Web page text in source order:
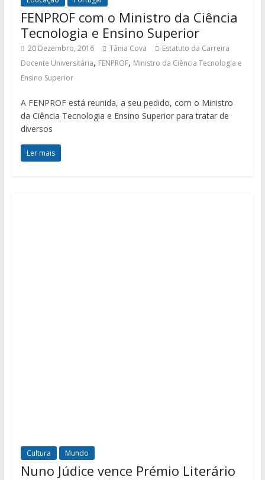
FENPROF com o Ministro da Ciência
Tecnologia e Ensino Superior
20 Dezembro, 2016 Tânia Cova
Estatuto da Carreira
Docente Universitária, FENPROF, Ministro da Ciência Tecnologia e
Ensino Superior
A FENPROF está reunida, a seu pedido, com o Ministro
da Ciência Tecnologia e Ensino Superior para tratar de
diversos
Ler mais
Cultura Mundo
Nuno Júdice vence Prémio Literário